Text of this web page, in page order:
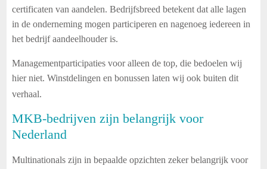
certificaten van aandelen. Bedrijfsbreed betekent dat alle lagen
in de onderneming mogen participeren en nagenoeg iedereen in
het bedrijf aandeelhouder is.
Managementparticipaties voor alleen de top, die bedoelen wij
hier niet. Winstdelingen en bonussen laten wij ook buiten dit
verhaal.
MKB-bedrijven zijn belangrijk voor
Nederland
Multinationals zijn in bepaalde opzichten zeker belangrijk voor